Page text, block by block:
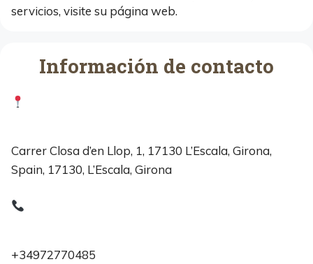
servicios, visite su página web.
Información de contacto
Carrer Closa d’en Llop, 1, 17130 L’Escala, Girona,
Spain, 17130, L’Escala, Girona
+34972770485